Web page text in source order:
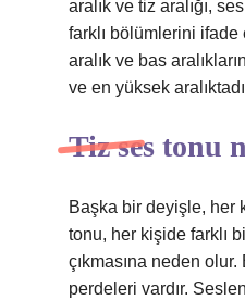
aralık ve tiz aralığı,
farklı bölümlerini ifade
aralık ve bas
ve en yüksek
Tiz ses tonu
Başka bir deyişle, her
tonu, her kişide farklı
çıkmasına neden
perdeleri vardır.